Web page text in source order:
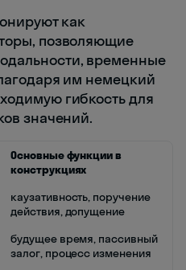
как
позволяющие
временные
им немецкий
гибкость для
значений.
Основные функции в
конструкциях
каузативность, поручение
действия, допущение
будущее время, пассивный
залог, процесс изменения